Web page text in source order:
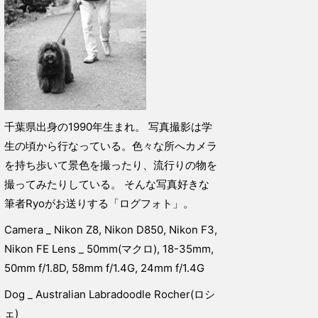
千葉県出身の1990年生まれ。 写真撮影は学
生の頃から行なっている。色々な所へカメラ
を持ち歩いて景色を撮ったり、流行りの物を
撮ってみたりしている。 そんな写真好きな
筆者Ryoがお送りする「ログフォト」。
Camera _ Nikon Z8, Nikon D850, Nikon F3,
Nikon FE Lens _ 50mm(マクロ), 18-35mm,
50mm f/1.8D, 58mm f/1.4G, 24mm f/1.4G
Dog _ Australian Labradoodle Rocher(ロシ
ェ)